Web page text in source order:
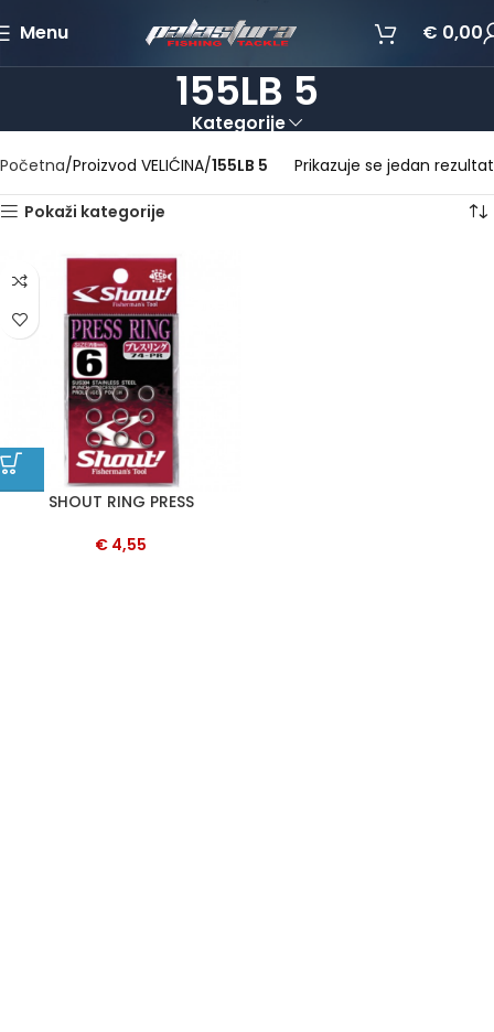
Menu € 0,00
155LB 5
Kategorije
Početna Proizvod VELIĆINA 155LB 5 Prikazuje se jedan rezultat
Pokaži kategorije
SHOUT RING PRESS
€ 4,55